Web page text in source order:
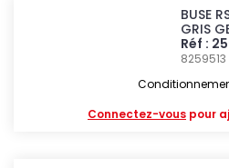
BUSE
GRIS
Réf :
8259513
Connectez-vous pour